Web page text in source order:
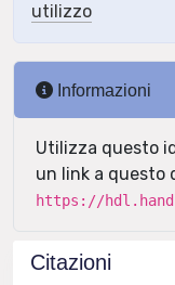
utilizzo
Informazioni
Utilizza questo
un link a questo
https://
Citazioni